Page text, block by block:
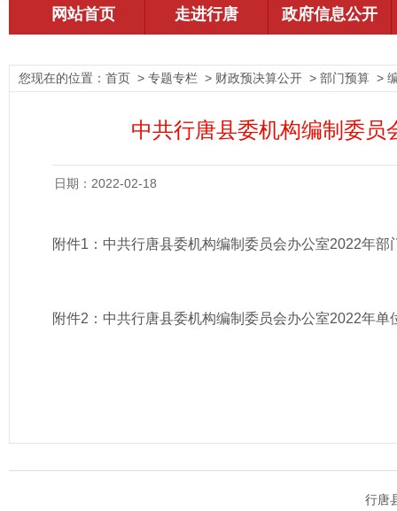
您现在的位置： 首页 > 专题专栏 > 财政预决算公开 > 部门预算 >
中共行唐县委机构编制委员
日期：2022-02-18
附件1： 中共行唐县委机构编制委员会办公室2022年部
附件2： 中共行唐县委机构编制委员会办公室2022年单